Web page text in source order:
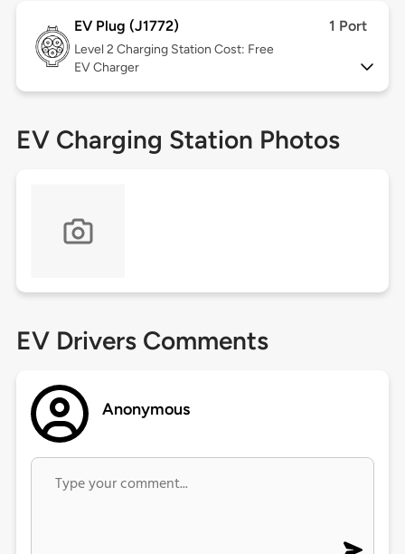
EV Plug (J1772) 1 Port
Level 2 Charging Station Cost: Free
EV Charger
EV Charging Station Photos
EV Drivers Comments
Anonymous